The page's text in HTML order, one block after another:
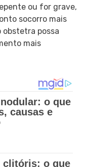
ou for grave,
socorro mais
obstetra possa
mais